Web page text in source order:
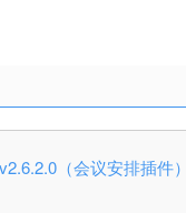
（会议安排插件